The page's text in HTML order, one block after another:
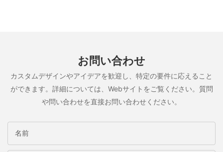
お問い合わせ
カスタムデザインやアイデアを歓迎し、特定の要件に応えること
ができます。詳細については、Webサイトをご覧ください。質問
や問い合わせを直接お問い合わせください。
名前